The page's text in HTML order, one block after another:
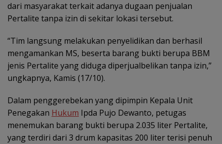
dari masyarakat terkait adanya dugaan penjualan
Pertalite tanpa izin di sekitar lokasi tersebut.
“Tim langsung melakukan penyelidikan dan berhasil
mengamankan MS, beserta barang bukti berupa BBM
jenis Pertalite yang diduga diperjualbelikan tanpa izin,”
ungkapnya, Kamis (17/10).
Dalam penggerebekan yang dipimpin Kepala Unit
Penegakan Hukum Ipda Pujo Dewanto, petugas
menemukan barang bukti berupa 2.035 liter Pertalite,
yang terdiri dari 3 drum kapasitas 200 liter terisi penuh